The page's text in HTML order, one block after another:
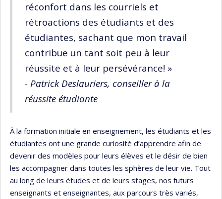
réconfort dans les courriels et
rétroactions des étudiants et des
étudiantes, sachant que mon travail
contribue un tant soit peu à leur
réussite et à leur persévérance! »
- Patrick Deslauriers, conseiller à la
réussite étudiante
À la formation initiale en enseignement, les étudiants et les
étudiantes ont une grande curiosité d’apprendre afin de
devenir des modèles pour leurs élèves et le désir de bien
les accompagner dans toutes les sphères de leur vie. Tout
au long de leurs études et de leurs stages, nos futurs
enseignants et enseignantes, aux parcours très variés,